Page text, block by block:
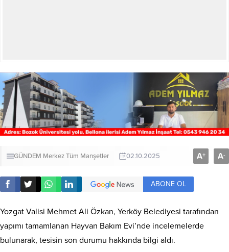
GÜNDEM MerkezTüm Manşetler 02.10.2025 A+ A-
ABONE OL
Yozgat Valisi Mehmet Ali Özkan, Yerköy Belediyesi tarafından
yapımı tamamlanan Hayvan Bakım Evi’nde incelemelerde
bulunarak, tesisin son durumu hakkında bilgi aldı.